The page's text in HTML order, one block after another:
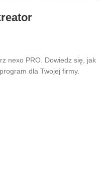
nexo PRO. Dowiedz się, jak
dla Twojej firmy.